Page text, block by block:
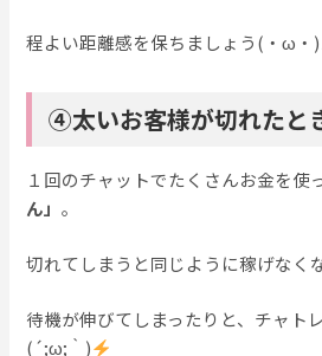
程よい距離感を保ちましょう(・ω・)
④太いお客様が切れたと
１回のチャットでたくさんお金を使
ん」。
切れてしまうと同じように稼げなく
待機が伸びてしまったりと、チャト
(´;ω;｀)